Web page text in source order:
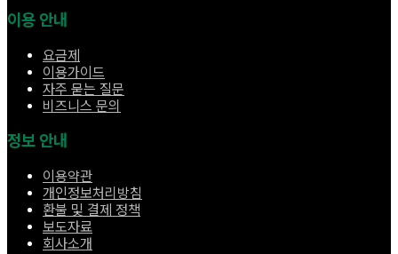
이용 안내
요금제
이용가이드
자주 묻는 질문
비즈니스 문의
정보 안내
이용약관
개인정보처리방침
환불 및 결제 정책
보도자료
회사소개